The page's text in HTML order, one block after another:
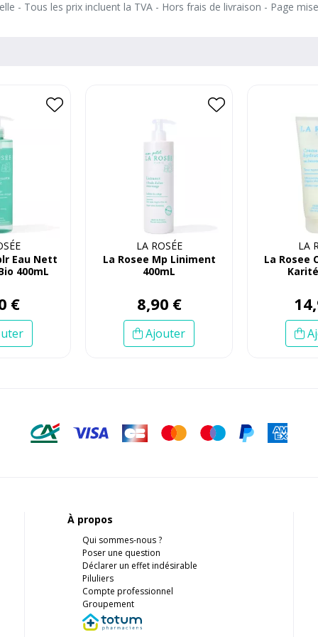
- Tous les prix incluent la TVA - Hors frais de livraison - Page
Eau Nett
400mL
€
LA ROSÉE
La Rosee Mp Liniment
400mL
8,90 €
Ajouter
LA
La Rosee
14,
À propos
Qui sommes-nous ?
Poser une question
Déclarer un effet indésirable
Piluliers
Compte professionnel
Groupement